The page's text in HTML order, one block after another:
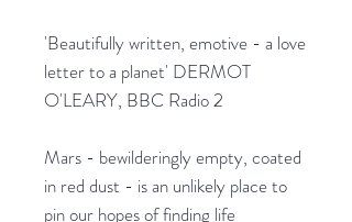
'Beautifully written, emotive - a love
letter to a planet' DERMOT
O'LEARY, BBC Radio 2
Mars - bewilderingly empty, coated
in red dust - is an unlikely place to
pin our hopes of finding life